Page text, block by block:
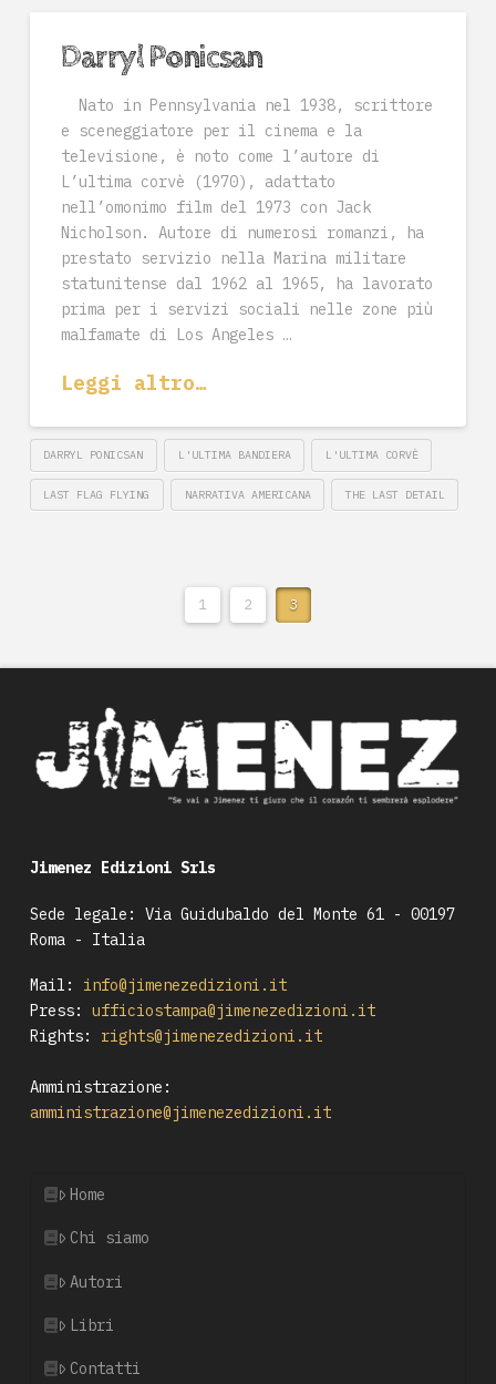
Darryl Ponicsan
Nato in Pennsylvania nel 1938, scrittore
e sceneggiatore per il cinema e la
televisione, è noto come l’autore di
L’ultima corvè (1970), adattato
nell’omonimo film del 1973 con Jack
Nicholson. Autore di numerosi romanzi, ha
prestato servizio nella Marina militare
statunitense dal 1962 al 1965, ha lavorato
prima per i servizi sociali nelle zone più
malfamate di Los Angeles …
Leggi altro…
DARRYL PONICSAN L'ULTIMA BANDIERA L'ULTIMA CORVÈ
LAST FLAG FLYING NARRATIVA AMERICANA THE LAST DETAIL
1 2 3
Jimenez Edizioni Srls
Sede legale: Via Guidubaldo del Monte 61 - 00197
Roma - Italia
Mail:
info@jimenezedizioni.it
Press:
ufficiostampa@jimenezedizioni.it
Rights:
rights@jimenezedizioni.it
Amministrazione:
amministrazione@jimenezedizioni.it
Home
Chi siamo
Autori
Libri
Contatti